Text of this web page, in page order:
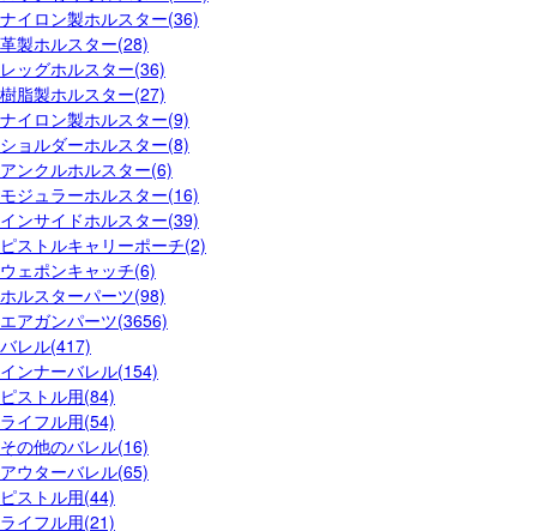
ナイロン製ホルスター(36)
革製ホルスター(28)
レッグホルスター(36)
樹脂製ホルスター(27)
ナイロン製ホルスター(9)
ショルダーホルスター(8)
アンクルホルスター(6)
モジュラーホルスター(16)
インサイドホルスター(39)
ピストルキャリーポーチ(2)
ウェポンキャッチ(6)
ホルスターパーツ(98)
エアガンパーツ(3656)
バレル(417)
インナーバレル(154)
ピストル用(84)
ライフル用(54)
その他のバレル(16)
アウターバレル(65)
ピストル用(44)
ライフル用(21)